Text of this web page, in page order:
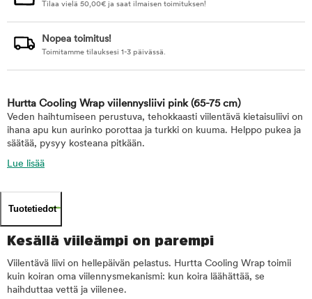
Tilaa vielä 50,00€ ja saat ilmaisen toimituksen!
Nopea toimitus!
Toimitamme tilauksesi 1-3 päivässä.
Hurtta Cooling Wrap viilennysliivi pink (65-75 cm)
Veden haihtumiseen perustuva, tehokkaasti viilentävä kietaisuliivi on
ihana apu kun aurinko porottaa ja turkki on kuuma. Helppo pukea ja
säätää, pysyy kosteana pitkään.
Lue lisää
Tuotetiedot
Kesällä viileämpi on parempi
Viilentävä liivi on hellepäivän pelastus. Hurtta Cooling Wrap toimii
kuin koiran oma viilennysmekanismi: kun koira läähättää, se
haihduttaa vettä ja viilenee.